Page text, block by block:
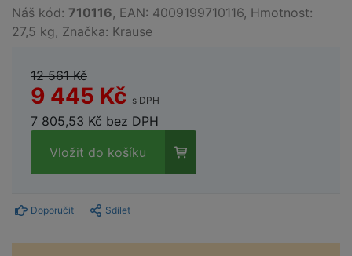
Náš kód: 710116, EAN: 4009199710116, Hmotnost:
27,5 kg, Značka: Krause
12 561 Kč
9 445 Kč s DPH
7 805,53 Kč bez DPH
Vložit do košíku
Doporučit Sdílet